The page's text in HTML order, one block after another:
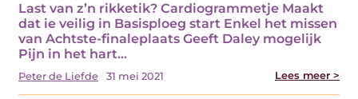
Last van z’n rikketik? Cardiogrammetje Maakt
dat ie veilig in Basisploeg start Enkel het missen
van Achtste-finaleplaats Geeft Daley mogelijk
Pijn in het hart…
Peter de Liefde 31 mei 2021 Lees meer >